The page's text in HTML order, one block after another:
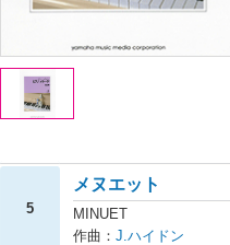
5
メヌエット
MINUET
作曲： J.ハイドン